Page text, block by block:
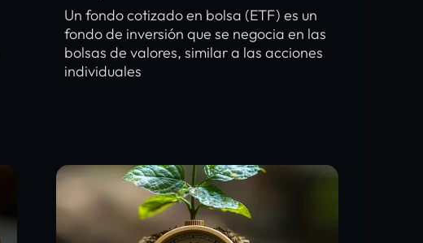
Un fondo cotizado en bolsa (ETF) es un
fondo de inversión que se negocia en las
bolsas de valores, similar a las acciones
individuales